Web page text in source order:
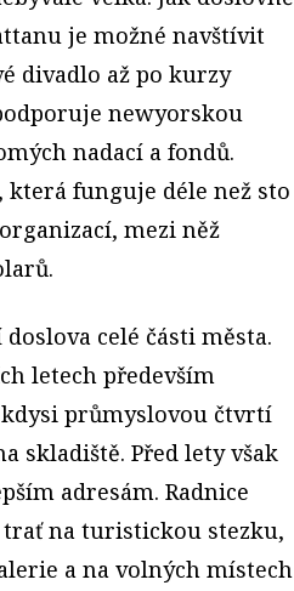
je možné navštívit
divadlo až po kurzy
newyorskou
nadací a fondů.
která funguje déle než sto
mezi něž
celé části města.
letech především
kdysi průmyslovou čtvrtí
skladiště. Před lety však
adresám. Radnice
na turistickou stezku,
a na volných místech